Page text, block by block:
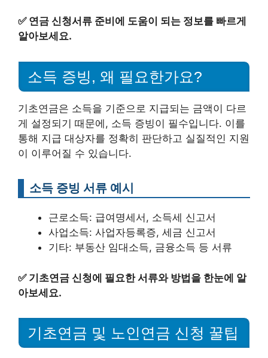
✅ 연금 신청서류 준비에 도움이 되는 정보를 빠르게
알아보세요.
소득 증빙, 왜 필요한가요?
기초연금은 소득을 기준으로 지급되는 금액이 다르
게 설정되기 때문에, 소득 증빙이 필수입니다. 이를
통해 지급 대상자를 정확히 판단하고 실질적인 지원
이 이루어질 수 있습니다.
소득 증빙 서류 예시
근로소득: 급여명세서, 소득세 신고서
사업소득: 사업자등록증, 세금 신고서
기타: 부동산 임대소득, 금융소득 등 서류
✅ 기초연금 신청에 필요한 서류와 방법을 한눈에 알
아보세요.
기초연금 및 노인연금 신청 꿀팁